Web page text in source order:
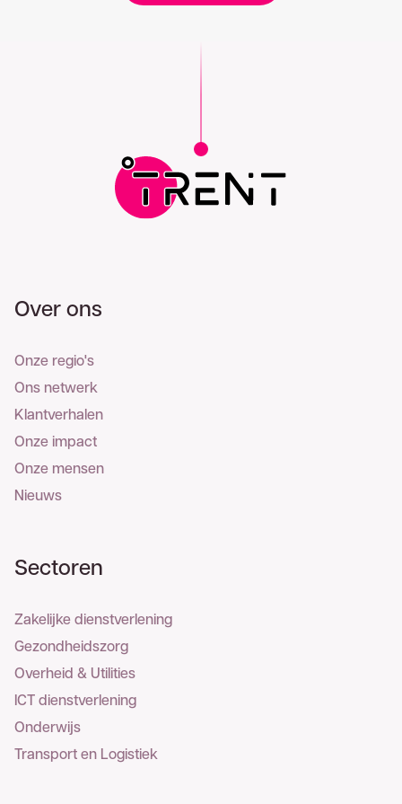
Over ons
Onze regio's
Ons netwerk
Klantverhalen
Onze impact
Onze mensen
Nieuws
Sectoren
Zakelijke dienstverlening
Gezondheidszorg
Overheid & Utilities
ICT dienstverlening
Onderwijs
Transport en Logistiek